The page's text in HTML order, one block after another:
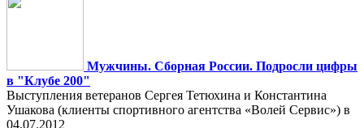
Мужчины. Сборная России. Подросли цифры
в "Клубе 200"
Выступления ветеранов Сергея Тетюхина и Константина
Ушакова (клиенты спортивного агентства «Волей Сервис») в
04.07.2012